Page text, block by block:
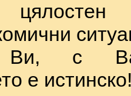
цялостен
Ви, с
е